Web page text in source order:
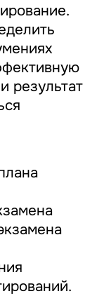
результат